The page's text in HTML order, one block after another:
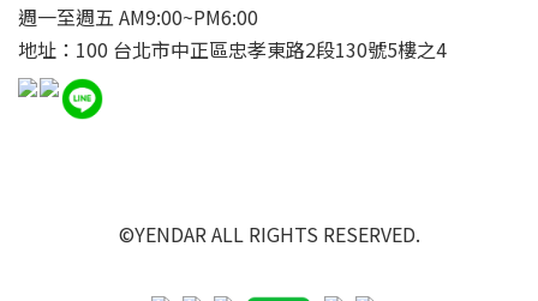
週一至週五 AM9:00~PM6:00
地址：100 台北市中正區忠孝東路2段130號5樓之4
©YENDAR ALL RIGHTS RESERVED.